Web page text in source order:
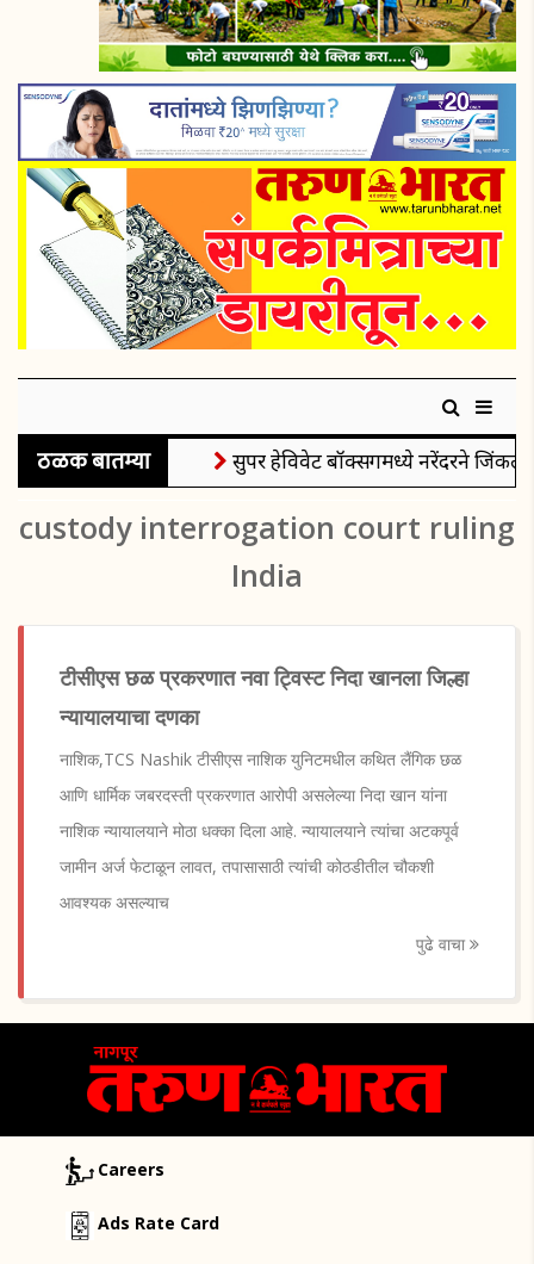
ठळक बातम्या सुपर हेविवेट बॉक्सिंगमध्ये नरेंदरने जिंकले
custody interrogation court ruling
India
टीसीएस छळ प्रकरणात नवा ट्विस्ट निदा खानला जिल्हा
न्यायालयाचा दणका
नाशिक,TCS Nashik टीसीएस नाशिक युनिटमधील कथित लैंगिक छळ
आणि धार्मिक जबरदस्ती प्रकरणात आरोपी असलेल्या निदा खान यांना
नाशिक न्यायालयाने मोठा धक्का दिला आहे. न्यायालयाने त्यांचा अटकपूर्व
जामीन अर्ज फेटाळून लावत, तपासासाठी त्यांची कोठडीतील चौकशी
आवश्यक असल्याच
पुढे वाचा
Careers
Ads Rate Card